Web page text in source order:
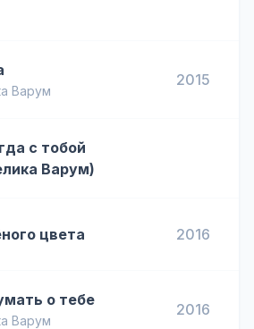
Варум
2015
с тобой
Варум)
цвета 2016
о тебе
Варум
2016